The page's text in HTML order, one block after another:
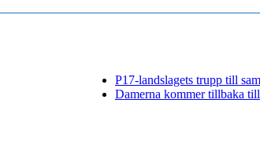
P17-landslagets trupp till
Damerna kommer tillbaka